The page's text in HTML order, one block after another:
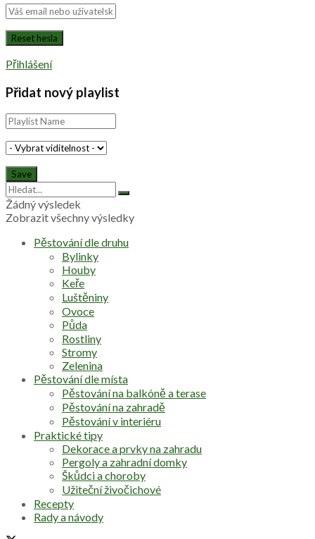
Přihlášení
Přidat nový playlist
Žádný výsledek
Zobrazit všechny výsledky
Pěstování dle druhu
Bylinky
Houby
Keře
Luštěniny
Ovoce
Půda
Rostliny
Stromy
Zelenina
Pěstování dle místa
Pěstování na balkóně a terase
Pěstování na zahradě
Pěstování v interiéru
Praktické tipy
Dekorace a prvky na zahradu
Pergoly a zahradní domky
Škůdci a choroby
Užiteční živočichové
Recepty
Rady a návody